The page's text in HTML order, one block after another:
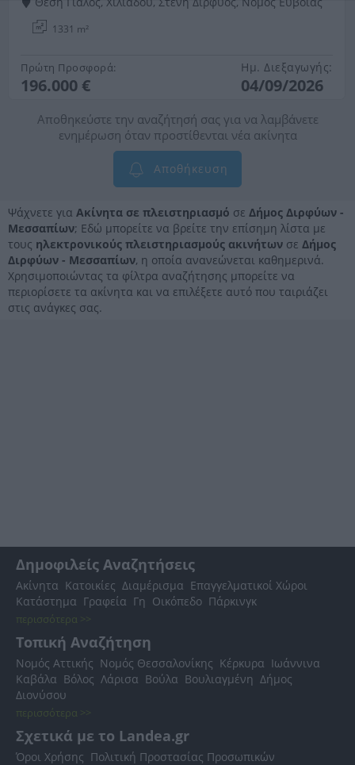
1331 m²
Πρώτη Προσφορά:
196.000 €
Ημ. Διεξαγωγής:
04/09/2026
Αποθηκεύστε την αναζήτησή σας για να λαμβάνετε
ενημέρωση όταν προστίθενται νέα ακίνητα
Αποθήκευση
Ψάχνετε για Ακίνητα σε πλειστηριασμό σε Δήμος Διρφύων -
Μεσσαπίων; Εδώ μπορείτε να βρείτε την επίσημη λίστα με
τους ηλεκτρονικούς πλειστηριασμούς ακινήτων σε Δήμος
Διρφύων - Μεσσαπίων, η οποία ανανεώνεται καθημερινά.
Χρησιμοποιώντας τα φίλτρα αναζήτησης μπορείτε να
περιορίσετε τα ακίνητα και να επιλέξετε αυτό που ταιριάζει
στις ανάγκες σας.
Δημοφιλείς Αναζητήσεις
Ακίνητα Κατοικίες Διαμέρισμα Επαγγελματικοί Χώροι
Κατάστημα Γραφεία Γη Οικόπεδο Πάρκινγκ
περισσότερα >>
Τοπική Αναζήτηση
Νομός Αττικής Νομός Θεσσαλονίκης Κέρκυρα Ιωάννινα
Καβάλα Βόλος Λάρισα Βούλα Βουλιαγμένη Δήμος
Διονύσου
περισσότερα >>
Σχετικά με το Landea.gr
Όροι Χρήσης Πολιτική Προστασίας Προσωπικών